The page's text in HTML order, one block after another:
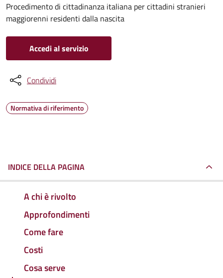
Procedimento di cittadinanza italiana per cittadini stranieri
maggiorenni residenti dalla nascita
Accedi al servizio
Condividi
Normativa di riferimento
INDICE DELLA PAGINA
A chi è rivolto
Approfondimenti
Come fare
Costi
Cosa serve